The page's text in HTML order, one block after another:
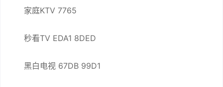
家庭KTV 7765
秒看TV EDA1 8DED
黑白电视 67DB 99D1